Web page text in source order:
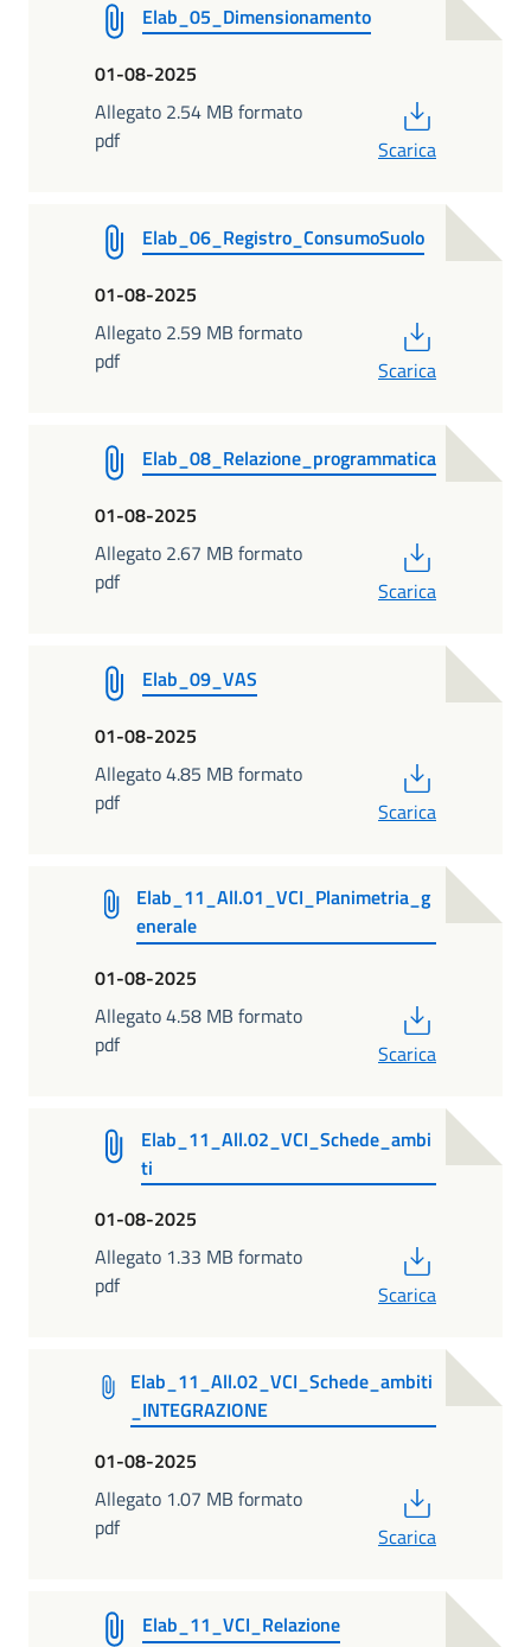
Elab_05_Dimensionamento
01-08-2025
Allegato 2.54 MB formato
pdf
Scarica
Elab_06_Registro_ConsumoSuolo
01-08-2025
Allegato 2.59 MB formato
pdf
Scarica
Elab_08_Relazione_programmatica
01-08-2025
Allegato 2.67 MB formato
pdf
Scarica
Elab_09_VAS
01-08-2025
Allegato 4.85 MB formato
pdf
Scarica
Elab_11_All.01_VCI_Planimetria_g
enerale
01-08-2025
Allegato 4.58 MB formato
pdf
Scarica
Elab_11_All.02_VCI_Schede_ambi
ti
01-08-2025
Allegato 1.33 MB formato
pdf
Scarica
Elab_11_All.02_VCI_Schede_ambiti
_INTEGRAZIONE
01-08-2025
Allegato 1.07 MB formato
pdf
Scarica
Elab_11_VCI_Relazione